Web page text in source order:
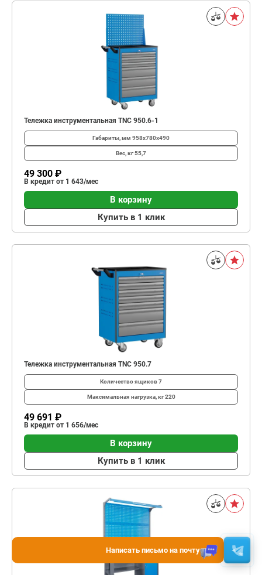
Тележка инструментальная TNC 950.6-1
Габариты, мм 958х780х490
Вес, кг55,7
49 300 ₽
В кредит от 1 643/мес
В корзину
Купить в 1 клик
Тележка инструментальная TNC 950.7
Количество ящиков7
Максимальная нагрузка, кг220
49 691 ₽
В кредит от 1 656/мес
В корзину
Купить в 1 клик
Написать письмо на почту